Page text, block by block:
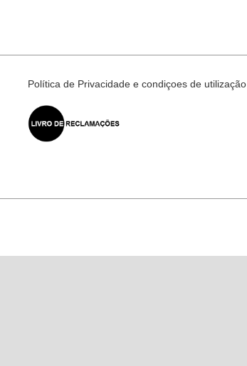
Política de Privacidade e condiçoes de utilização